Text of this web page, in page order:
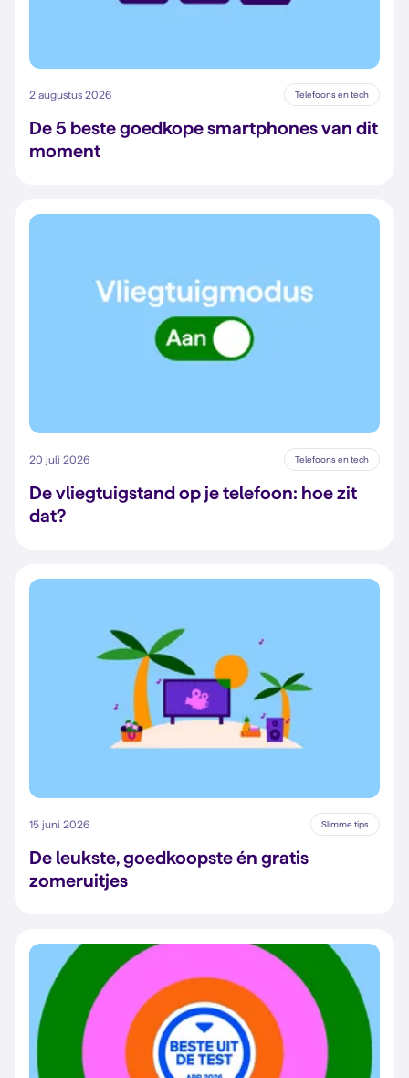
2 augustus 2026 Telefoons en tech
De 5 beste goedkope smartphones van dit
moment
20 juli 2026 Telefoons en tech
De vliegtuigstand op je telefoon: hoe zit
dat?
15 juni 2026 Slimme tips
De leukste, goedkoopste én gratis
zomeruitjes